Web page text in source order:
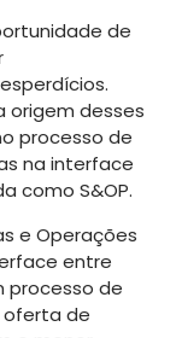
de
origem desses
processo de
na interface
como S&OP.
e Operações
entre
processo de
de